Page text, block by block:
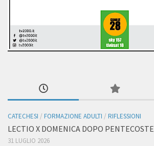
CATECHESI / FORMAZIONE ADULTI / RIFLESSIONI
LECTIO X DOMENICA DOPO PENTECOSTE
31 LUGLIO 2026